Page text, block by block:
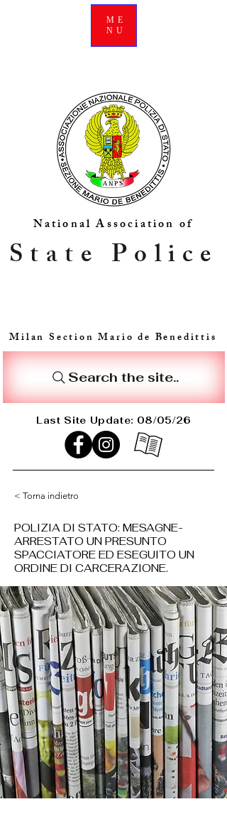
ME
NU
National Association of
Milan Section Mario de Benedittis
Search the site..
State Police
Last Site Update: 08/05/26
< Torna indietro
POLIZIA DI STATO: MESAGNE-
ARRESTATO UN PRESUNTO
SPACCIATORE ED ESEGUITO UN
ORDINE DI CARCERAZIONE.